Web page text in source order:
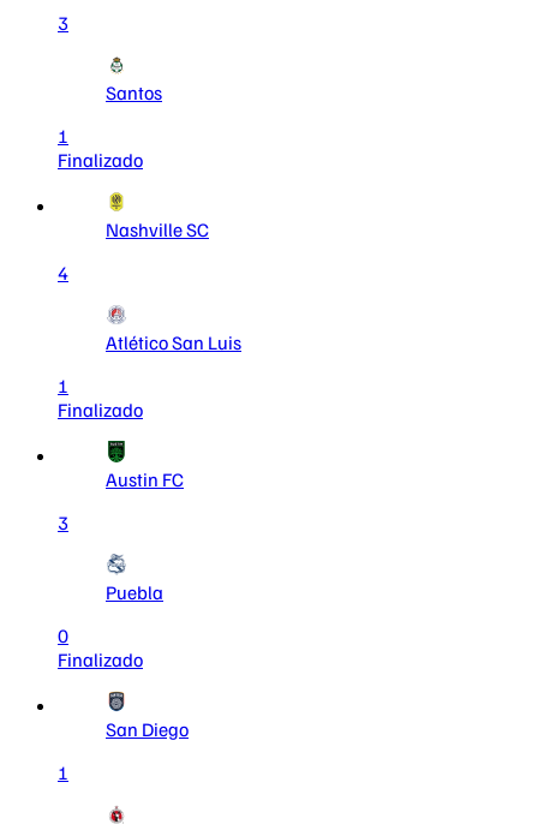
3
Santos
1
Finalizado
Nashville SC
4
Atlético San Luis
1
Finalizado
Austin FC
3
Puebla
0
Finalizado
San Diego
1